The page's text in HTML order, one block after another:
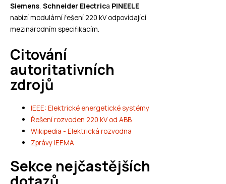
Siemens, Schneider Electrica PINEELE
nabízí modulární řešení 220 kV odpovídající
mezinárodním specifikacím.
Citování
autoritativních
zdrojů
IEEE: Elektrické energetické systémy
Řešení rozvoden 220 kV od ABB
Wikipedia - Elektrická rozvodna
Zprávy IEEMA
Sekce nejčastějších